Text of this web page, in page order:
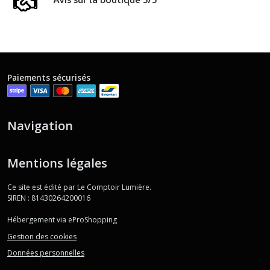
Paiements sécurisés
Navigation
Mentions légales
Ce site est édité par Le Comptoir Lumière.
SIREN : 81430264200016
Hébergement via eProShopping
Gestion des cookies
Données personnelles